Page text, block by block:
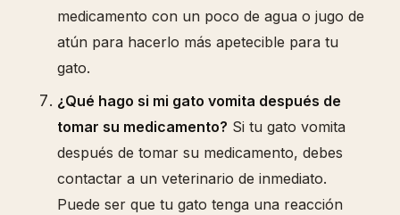
medicamento con un poco de agua o jugo de
atún para hacerlo más apetecible para tu
gato.
¿Qué hago si mi gato vomita después de
tomar su medicamento? Si tu gato vomita
después de tomar su medicamento, debes
contactar a un veterinario de inmediato.
Puede ser que tu gato tenga una reacción